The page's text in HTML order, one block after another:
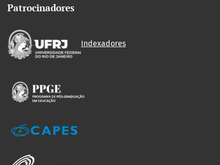
Patrocinadores
Indexadores